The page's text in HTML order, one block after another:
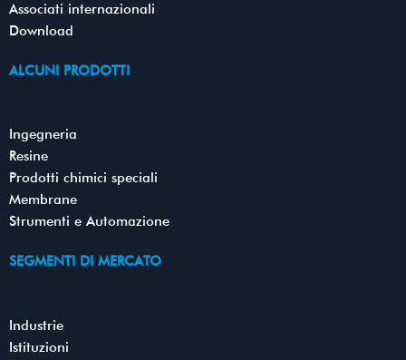
Associati internazionali
Download
ALCUNI PRODOTTI
Ingegneria
Resine
Prodotti chimici speciali
Membrane
Strumenti e Automazione
SEGMENTI DI MERCATO
Industrie
Istituzioni